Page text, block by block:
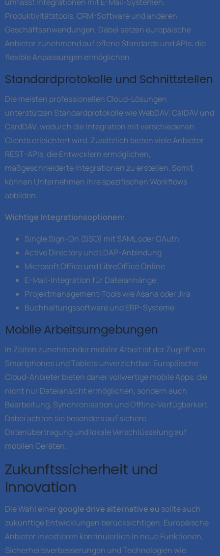
Produktivitätstools, CRM-Software und anderen
Geschäftsanwendungen. Dabei setzen europäische
Anbieter zunehmend auf offene Standards und APIs, die
flexible Anpassungen ermöglichen.
Standardprotokolle und Schnittstellen
Die meisten professionellen Cloud-Lösungen
unterstützen Standardprotokolle wie WebDAV, CalDAV und
CardDAV, wodurch die Integration mit verschiedenen
Clients erleichtert wird. Zusätzlich bieten viele Anbieter
REST-APIs, die Entwicklern ermöglichen,
maßgeschneiderte Integrationen zu erstellen. Somit
können Unternehmen ihre spezifischen Workflows
abbilden.
Wichtige Integrationsoptionen:
Single Sign-On (SSO) mit SAML oder OAuth
Active Directory und LDAP-Anbindung
Microsoft Office und LibreOffice Online
E-Mail-Integration für Dateianhänge
Projektmanagement-Tools wie Asana oder Jira
Buchhaltungssoftware und ERP-Systeme
Mobile Arbeitsumgebungen
In Zeiten zunehmender mobiler Arbeit ist der Zugriff von
Smartphones und Tablets unverzichtbar. Europäische
Cloud-Anbieter bieten daher vollwertige mobile Apps, die
nicht nur Dateiansicht ermöglichen, sondern auch
Bearbeitung, Synchronisation und Offline-Verfügbarkeit.
Dabei achten sie besonders auf sichere
Datenübertragung und lokale Verschlüsselung auf
mobilen Geräten.
Zukunftssicherheit und
Innovation
Die Wahl einer google drive alternative eu sollte auch
zukünftige Entwicklungen berücksichtigen. Europäische
Anbieter investieren kontinuierlich in neue Funktionen,
Sicherheitsverbesserungen und Technologien wie